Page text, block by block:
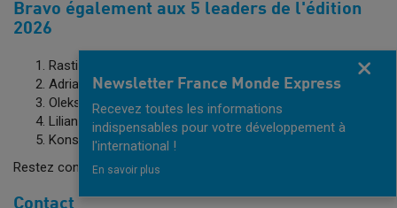
Bravo également aux 5 leaders de l'édition
2026
Rastislav GÁLIK de la Slovaquie
Adrian PETRE de la Roumanie
Oleksandr NAHORNYI de la Ukraine
Liliana TUDOSE de la Roumanie
Konstantin BAZHBEUK-MELIKOV de l'Ukraine
Restez connectés pour la prochaine édition !
Contact
Newsletter France Monde Express
Recevez toutes les informations
indispensables pour votre développement à
l'international !
En savoir plus